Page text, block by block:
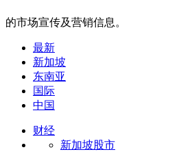
的市场宣传及营销信息。
最新
新加坡
东南亚
国际
中国
财经
新加坡股市